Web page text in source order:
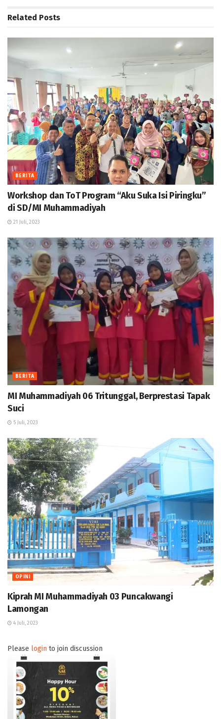
Related Posts
BERITA
Workshop dan ToT Program “Aku Suka Isi Piringku”
di SD/MI Muhammadiyah
21 Juli, 2023
BERITA
MI Muhammadiyah 06 Tritunggal, Berprestasi Tapak
Suci
5 Juli, 2023
OPINI
Kiprah MI Muhammadiyah 03 Puncakwangi
Lamongan
4 Juli, 2023
Please login to join discussion